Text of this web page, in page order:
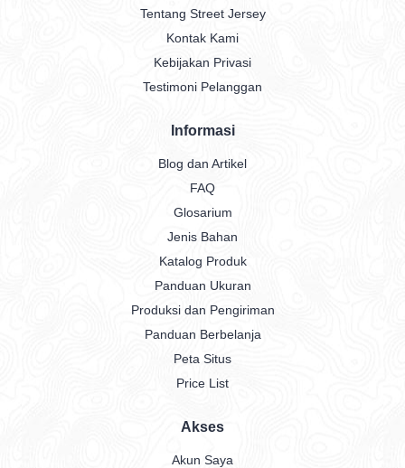
Tentang Street Jersey
Kontak Kami
Kebijakan Privasi
Testimoni Pelanggan
Informasi
Blog dan Artikel
FAQ
Glosarium
Jenis Bahan
Katalog Produk
Panduan Ukuran
Produksi dan Pengiriman
Panduan Berbelanja
Peta Situs
Price List
Akses
Akun Saya